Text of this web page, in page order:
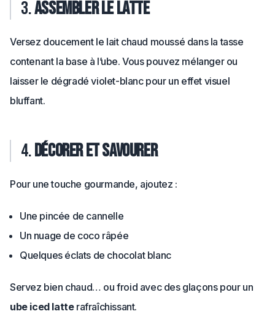
3.Assembler le latte
Versez doucement le lait chaud moussé dans la tasse
contenant la base à l’ube. Vous pouvez mélanger ou
laisser le dégradé violet-blanc pour un effet visuel
bluffant.
4.Décorer et savourer
Pour une touche gourmande, ajoutez :
Une pincée de cannelle
Un nuage de coco râpée
Quelques éclats de chocolat blanc
Servez bien chaud… ou froid avec des glaçons pour un
ube iced latterafraîchissant.